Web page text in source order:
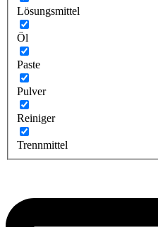
Lösungsmittel
Öl
Paste
Pulver
Reiniger
Trennmittel